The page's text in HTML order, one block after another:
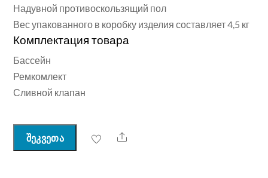
Надувной противоскользящий пол
Вес упакованного в коробку изделия составляет 4,5 кг
Комплектация товара
Бассейн
Ремкомлект
Сливной клапан
შეკვეთა Share